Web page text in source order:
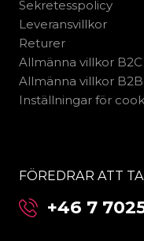
Sekretesspolicy
Leveransvillkor
Returer
Allmänna villkor B2C
Allmänna villkor B2B
Inställningar för
FÖREDRAR ATT
+46 7